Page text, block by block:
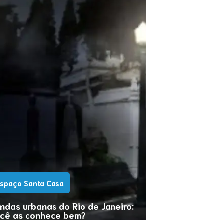
com pessoas que já
o que significa e como
nesse artigo o significado dos
com pessoas que já partiram e
lidar com eles.
Santa Casa
urbanas do Rio de Janeiro:
as conhece bem?